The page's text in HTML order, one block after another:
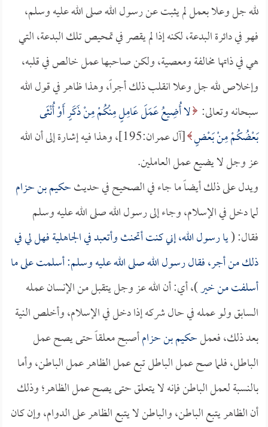
لله جل وعلا بعمل لم يثبت عن رسول الله صلى الله عليه وسلم،
فهو في دائرة البدعة، لكنه إذا لم يقصر في تمحيص تلك البدعة، التي
هي في ذاتها مخالفة ومعصية، ولكن صاحبها عمل خالص في قلبه،
وإخلاص لله جل وعلا انقلب ذلك أجراً، وهذا ظاهر في قول الله
سبحانه وتعالى: لا أُضِيعُ عَمَلَ عَامِلٍ مِنْكُمْ مِنْ ذَكَرٍ أَوْ أُنْثَى
بَعْضُكُمْ مِنْ بَعْضٍ
[آل عمران:195]، وهذا فيه إشارة إلى أن الله
عز وجل لا يضيع عمل العاملين.
ويدل على ذلك أيضاً ما جاء في الصحيح في حديثحكيم بن حزام
لما دخل في الإسلام، وجاء إلى رسول الله صلى الله عليه وسلم
فقال: (يا رسول الله، إني كنت أتحنث وأتعبد في الجاهلية فهل لي في
ذلك من أجر، فقال رسول الله صلى الله عليه وسلم: أسلمت على ما
أسلفت من خير)، أي: أن الله عز وجل يتقبل من الإنسان عمله
السابق ولو عمله في حال شركه إذا دخل في الإسلام، وأخلص النية
بعد ذلك، فعملحكيم بن حزامأصبح معلقاً حتى يصح عمل
الباطل، فلما صح عمل الباطل تبع عمل الظاهر عمل الباطن، وأما
بالنسبة لعمل الباطن فإنه لا يتعلق حتى يصح عمل الظاهر؛ وذلك
أن الظاهر يتبع الباطن، والباطن لا يتبع الظاهر على الدوام، وإن كان